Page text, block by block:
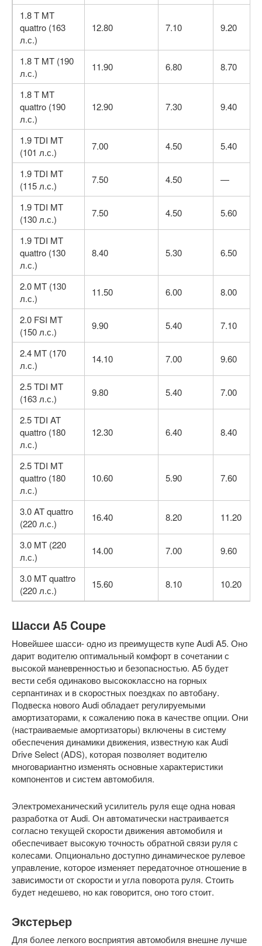
1.8 T MT
quattro (163
л.с.)
12.80 7.10 9.20
1.8 T MT (190
л.с.)
11.90 6.80 8.70
1.8 T MT
quattro (190
л.с.)
12.90 7.30 9.40
1.9 TDI MT
(101 л.с.)
7.00 4.50 5.40
1.9 TDI MT
(115 л.с.)
7.50 4.50 —
1.9 TDI MT
(130 л.с.)
7.50 4.50 5.60
1.9 TDI MT
quattro (130
л.с.)
8.40 5.30 6.50
2.0 MT (130
л.с.)
11.50 6.00 8.00
2.0 FSI MT
(150 л.с.)
9.90 5.40 7.10
2.4 MT (170
л.с.)
14.10 7.00 9.60
2.5 TDI MT
(163 л.с.)
9.80 5.40 7.00
2.5 TDI AT
quattro (180
л.с.)
12.30 6.40 8.40
2.5 TDI MT
quattro (180
л.с.)
10.60 5.90 7.60
3.0 AT quattro
(220 л.с.)
16.40 8.20 11.20
3.0 MT (220
л.с.)
14.00 7.00 9.60
3.0 MT quattro
(220 л.с.)
15.60 8.10 10.20
Шасси A5 Coupe
Новейшее шасси- одно из преимуществ купе Audi A5. Оно
дарит водителю оптимальный комфорт в сочетании с
высокой маневренностью и безопасностью. A5 будет
вести себя одинаково высококлассно на горных
серпантинах и в скоростных поездках по автобану.
Подвеска нового Audi обладает регулируемыми
амортизаторами, к сожалению пока в качестве опции. Они
(настраиваемые амортизаторы) включены в систему
обеспечения динамики движения, известную как Audi
Drive Select (ADS), которая позволяет водителю
многовариантно изменять основные характеристики
компонентов и систем автомобиля.
Электромеханический усилитель руля еще одна новая
разработка от Audi. Он автоматически настраивается
согласно текущей скорости движения автомобиля и
обеспечивает высокую точность обратной связи руля с
колесами. Опционально доступно динамическое рулевое
управление, которое изменяет передаточное отношение в
зависимости от скорости и угла поворота руля. Стоить
будет недешево, но как говорится, оно того стоит.
Экстерьер
Для более легкого восприятия автомобиля внешне лучше